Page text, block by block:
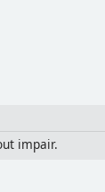
impair.